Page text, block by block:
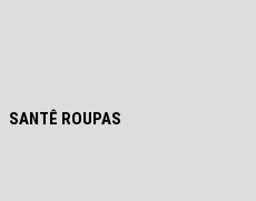
SANTÊ ROUPAS